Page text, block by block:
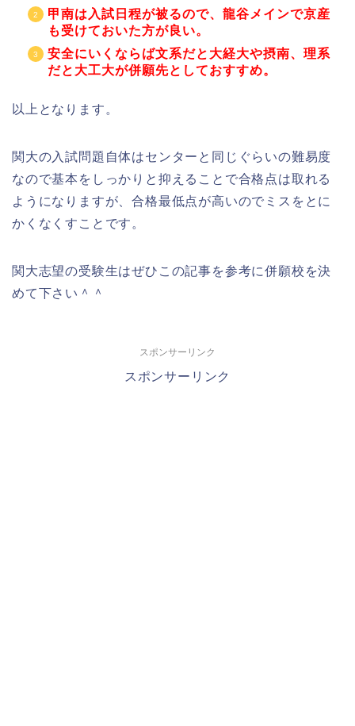
甲南は入試日程が被るので、龍谷メインで京産
も受けておいた方が良い。
安全にいくならば文系だと大経大や摂南、理系
だと大工大が併願先としておすすめ。
以上となります。
関大の入試問題自体はセンターと同じぐらいの難易度
なので基本をしっかりと抑えることで合格点は取れる
ようになりますが、合格最低点が高いのでミスをとに
かくなくすことです。
関大志望の受験生はぜひこの記事を参考に併願校を決
めて下さい＾＾
スポンサーリンク
スポンサーリンク